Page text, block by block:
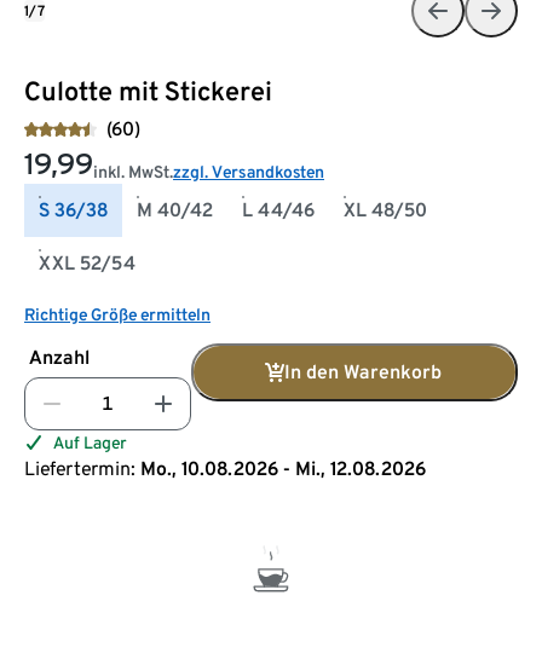
Culotte mit Stickerei
(60)
19,99inkl. MwSt.zzgl. Versandkosten
S 36/38 M 40/42 L 44/46 XL 48/50
XXL 52/54
Richtige Größe ermitteln
Anzahl
In den Warenkorb
Auf Lager
Liefertermin: Mo., 10.08.2026 - Mi., 12.08.2026
1/7